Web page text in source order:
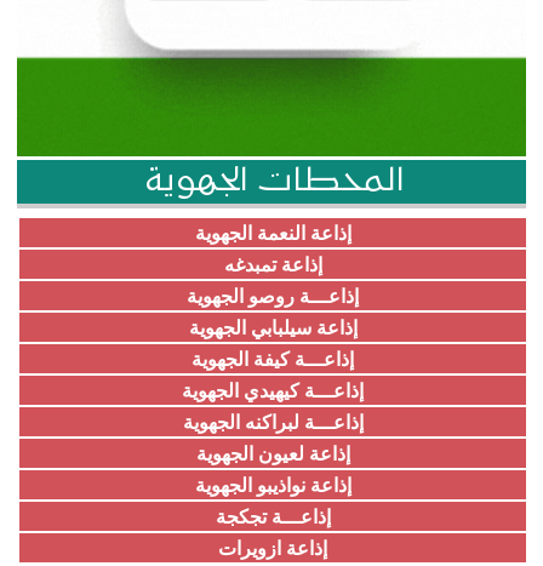
المحطات الجهوية
إذاعة النعمة الجهوية
إذاعة تمبدغه
إذاعـــة روصو الجهوية
إذاعة سيلبابي الجهوية
إذاعـــة كيفة الجهوية
إذاعـــة كيهيدي الجهوية
إذاعـــة لبراكنه الجهوية
إذاعة لعيون الجهوية
إذاعة نواذيبو الجهوية
إذاعـــة تجكجة
إذاعة ازويرات